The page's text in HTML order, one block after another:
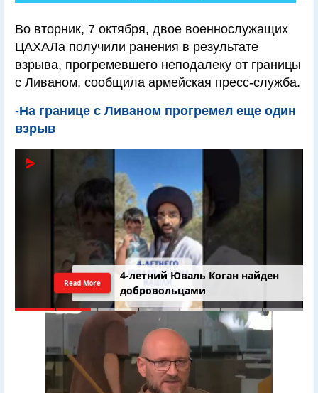
Во вторник, 7 октября, двое военнослужащих
ЦАХАЛа получили ранения в результате
взрыва, прогремевшего неподалеку от границы
с Ливаном, сообщила армейская пресс-служба.
-На границе с Ливаном прогремел еще один
взрыв
4-летний Юваль Коган найден
добровольцами
Read More